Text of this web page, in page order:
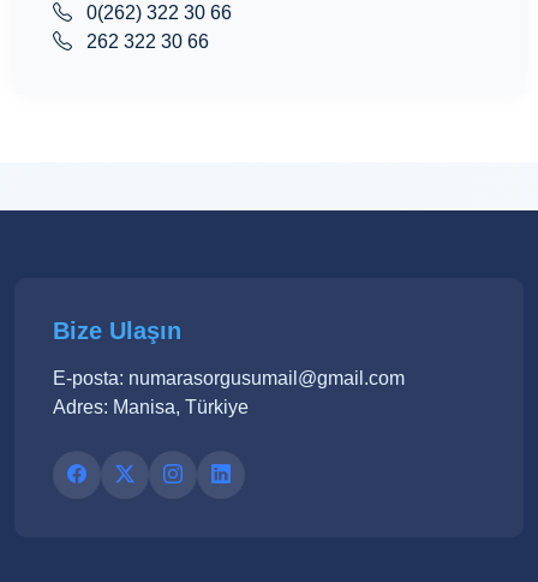
0(262) 322 30 66
262 322 30 66
Bize Ulaşın
E-posta: numarasorgusumail@gmail.com
Adres: Manisa, Türkiye